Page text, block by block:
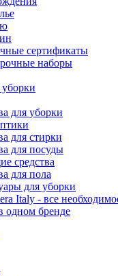
сертификаты
уборки
для уборки
для стирки
для посуды
средства
для пола
для уборки